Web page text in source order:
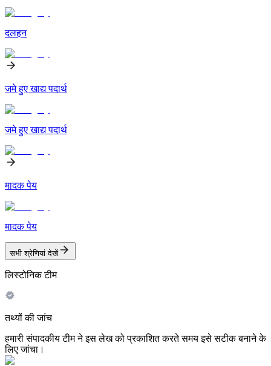
दलहन
जमे हुए खाद्य पदार्थ
जमे हुए खाद्य पदार्थ
मादक पेय
मादक पेय
सभी श्रेणियां देखें
लिस्टोनिक टीम
तथ्यों की जांच
हमारी संपादकीय टीम ने इस लेख को प्रकाशित करते समय इसे सटीक बनाने के
लिए जांचा।